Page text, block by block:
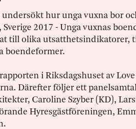
hur unga vuxna bor
2017 - Unga vuxnas
till olika utsatthetsindikatorer,
boendeformer.
i Riksdagshuset av Love
Därefter följer ett
Caroline Szyber (KD),
Hyresgästföreningen,